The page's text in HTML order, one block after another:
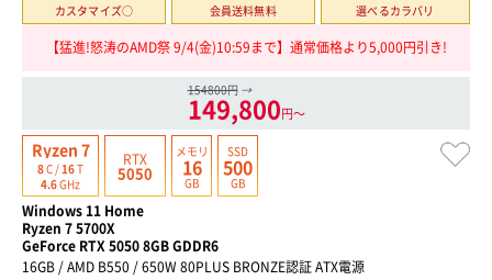
カスタマイズ○ 会員送料無料 選べるカラバリ
【猛進!怒涛のAMD祭 9/4(金)10:59まで】通常価格より5,000円引き!
154800円 →
149,800円〜
Ryzen 7
8C / 16T
4.6GHz
RTX
5050
メモリ
16
GB
SSD
500
GB
Windows 11 Home
Ryzen 7 5700X
GeForce RTX 5050 8GB GDDR6
16GB / AMD B550 / 650W 80PLUS BRONZE認証 ATX電源